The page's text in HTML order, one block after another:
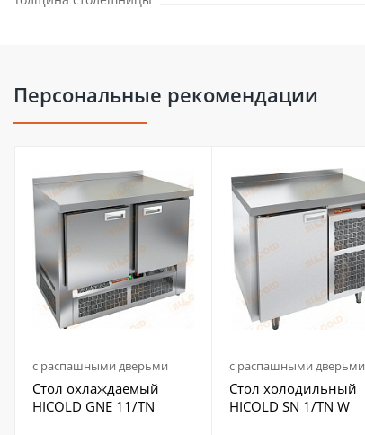
Персональные рекомендации
с распашными дверьми
Стол охлаждаемый
HICOLD GNE 11/TN
с распашными дверьми
Стол холодильный
HICOLD SN 1/TN W